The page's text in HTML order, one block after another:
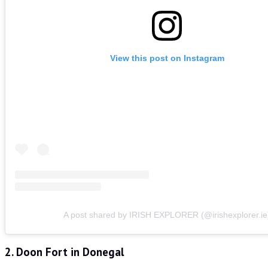
View this post on Instagram
A post shared by IRISH EXPLORER
2. Doon Fort in Donegal